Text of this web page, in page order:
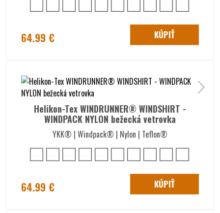
64.99 € KÚPIŤ
Helikon-Tex WINDRUNNER® WINDSHIRT -
WINDPACK NYLON bežecká vetrovka
YKK® | Windpack® | Nylon | Teflon®
64.99 € KÚPIŤ